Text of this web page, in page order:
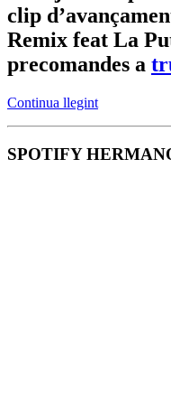
clip
Remix feat La
precomandes a
Continua llegint
SPOTIFY